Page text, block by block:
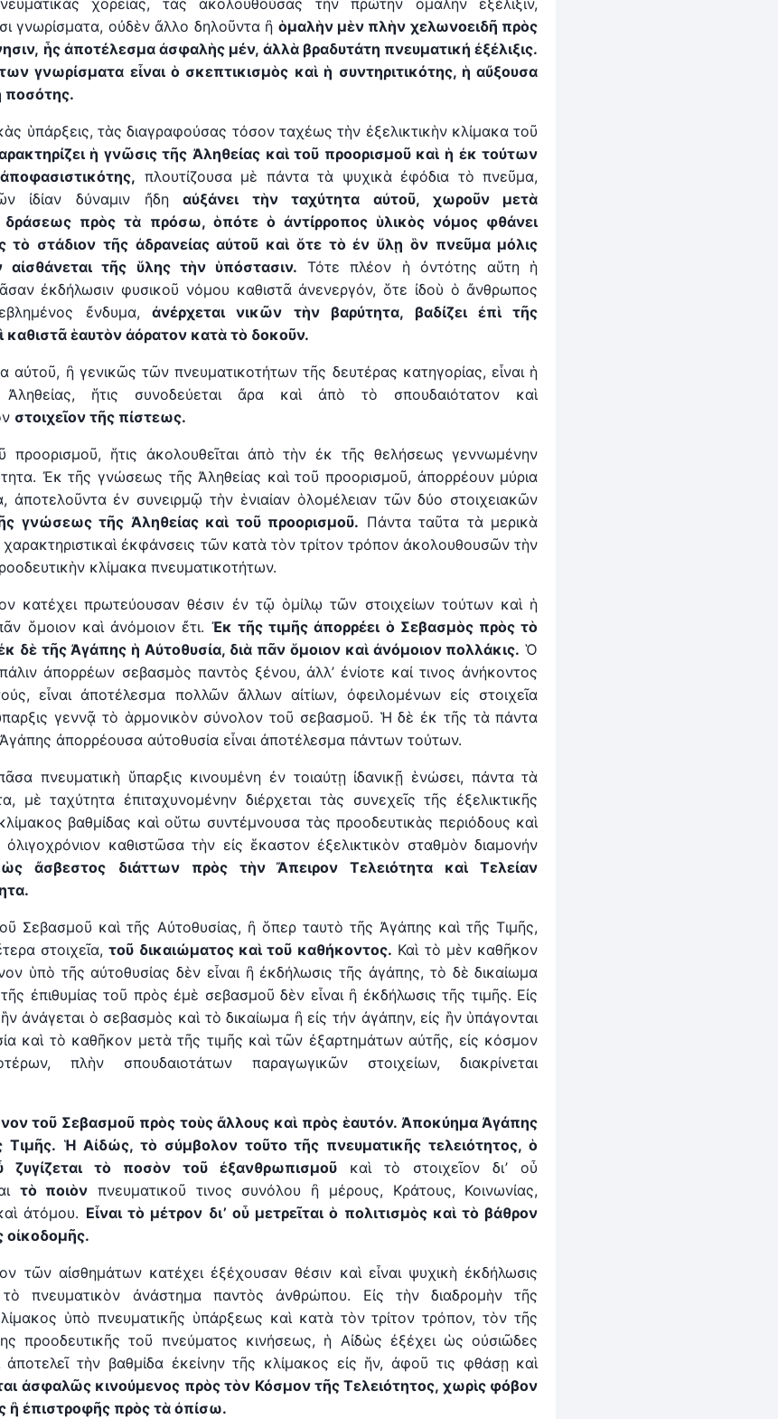
χορείας, τὰς ἀκολουθούσας τὴν πρώτην ὁμαλὴν ἐξέλιξιν,
γνωρίσματα, οὐδὲν ἄλλο δηλοῦντα ἢ ὁμαλὴν μὲν πλὴν χελωνοειδῆ πρὸς
ἧς ἀποτέλεσμα ἀσφαλὴς μέν, ἀλλὰ βραδυτάτη πνευματικήἐξέλιξις.
γνωρίσματα εἶναι ὁ σκεπτικισμὸς καὶ ἡ συντηριτικότης, ἡ αὔξουσα
ποσότης.
ὑπάρξεις, τὰς διαγραφούσας τόσον ταχέως τὴν ἐξελικτικὴν κλίμακα τοῦ
ἡ γνῶσις τῆς Ἀληθείας καὶ τοῦ προορισμοῦ καὶ ἡ ἐκ τούτων
πλουτίζουσα μὲ πάντα τὰ ψυχικὰ ἐφόδια τὸ πνεῦμα,
ἰδίαν δύναμιν ἤδηαὐξάνει τὴν ταχύτητα αὐτοῦ, χωροῦν μετὰ
δράσεως πρὸς τὰ πρόσω, ὁπότε ὁ ἀντίρροπος ὑλικὸς νόμος φθάνει
τὸ στάδιον τῆς ἀδρανείας αὐτοῦ καὶ ὅτε τὸἐν ὕλῃ ὃν πνεῦμα μόλις
αἰσθάνεται τῆς ὕλης τὴν ὑπόστασιν. Τότε πλέον ἡ ὀντότης αὕτη ἡ
ἐκδήλωσιν φυσικοῦ νόμου καθιστᾶ ἀνενεργόν, ὅτε ἰδοὺ ὁ ἄνθρωπος
ἔνδυμα,ἀνέρχεται νικῶν τὴν βαρύτητα, βαδίζει ἐπὶ τῆς
καθιστᾶἑαυτὸν ἀόρατον κατὰ τὸ δοκοῦν.
αὐτοῦ, ἢ γενικῶς τῶν πνευματικοτήτων τῆς δευτέρας κατηγορίας, εἶναι ἡ
ἥτις συνοδεύεται ἄρα καὶ ἀπὸ τὸ σπουδαιότατον καὶ
στοιχεῖον τῆς πίστεως.
προορισμοῦ, ἥτις ἀκολουθεῖται ἀπὸ τὴν ἐκ τῆς θελήσεως γεννωμένην
Ἐκ τῆς γνώσεως τῆς Ἀληθείας καὶ τοῦ προορισμοῦ, ἀπορρέουν μύρια
ἀποτελοῦντα ἐν συνειρμῷ τὴν ἑνιαίαν ὁλομέλειαν τῶν δύο στοιχειακῶν
γνώσεως τῆς Ἀληθείας καὶ τοῦ προορισμοῦ. Πάντα ταῦτα τὰ μερικὰ
χαρακτηριστικαὶ ἐκφάνσεις τῶν κατὰ τὸν τρίτον τρόπον ἀκολουθουσῶν τὴν
κλίμακα πνευματικοτήτων.
κατέχει πρωτεύουσαν θέσιν ἐν τῷ ὁμίλῳ τῶν στοιχείων τούτων καὶ ἡ
ὅμοιον καὶ ἀνόμοιον ἔτι. Ἐκ τῆς τιμῆς ἀπορρέει ὁ Σεβασμὸς πρὸς τὸ
κ δὲ τῆς Ἀγάπης ἡ Αὐτοθυσία, διὰ πᾶν ὅμοιον καὶ ἀνόμοιον πολλάκις. Ὁ
ἀπορρέων σεβασμὸς παντὸς ξένου, ἀλλ’ ἐνίοτε καί τινος ἀνήκοντος
εἶναι ἀποτέλεσμα πολλῶν ἄλλων αἰτίων, ὀφειλομένων εἰς στοιχεῖα
γεννᾷ τὸ ἁρμονικὸν σύνολον τοῦ σεβασμοῦ. Ἡ δὲ ἐκ τῆς τὰ πάντα
ἀπορρέουσα αὐτοθυσία εἶναι ἀποτέλεσμα πάντων τούτων.
πνευματικὴ ὕπαρξις κινουμένη ἐν τοιαύτῃ ἰδανικῇ ἑνώσει, πάντα τὰ
μὲ ταχύτητα ἐπιταχυνομένην διέρχεται τὰς συνεχεῖς τῆς ἐξελικτικῆς
βαθμίδας καὶ οὕτω συντέμνουσα τὰς προοδευτικὰς περιόδους καὶ
ὀλιγοχρόνιον καθιστῶσα τὴν εἰς ἕκαστον ἐξελικτικὸν σταθμὸν διαμονήν
ὡςἄσβεστος διάττων πρὸς τὴν Ἄπειρον Τελειότητα καὶ Τελείαν
Σεβασμοῦ καὶ τῆς Αὐτοθυσίας, ἢ ὅπερ ταυτὸ τῆς Ἀγάπης καὶ τῆς Τιμῆς,
στοιχεῖα,τοῦ δικαιώματος καὶ τοῦ καθήκοντος. Καὶ τὸ μὲν καθῆκον
ὑπὸ τῆς αὐτοθυσίας δὲν εἶναι ἢ ἐκδήλωσις τῆς ἀγάπης, τὸ δὲ δικαίωμα
ἐπιθυμίας τοῦ πρὸς ἐμὲ σεβασμοῦ δὲν εἶναι ἢ ἐκδήλωσις τῆς τιμῆς. Εἰς
ἣν ἀνάγεται ὁ σεβασμὸς καὶ τὸ δικαίωμα ἢ εἰς τήν ἀγάπην, εἰς ἣν ὑπάγονται
καὶ τὸ καθῆκον μετὰ τῆς τιμῆς καὶ τῶν ἐξαρτημάτων αὐτῆς, εἰς κόσμον
πλὴν σπουδαιοτάτων παραγωγικῶν στοιχείων, διακρίνεται
τοῦ Σεβασμοῦ πρὸς τοὺςἄλλους καὶ πρὸς ἑαυτόν. Ἀποκύημα Ἀγάπης
Τιμῆς. ἩΑἰδώς, τὸ σύμβολον τοῦτο τῆς πνευματικῆς τελειότητος, ὁ
ζυγίζεται τὸ ποσὸν τοῦἐξανθρωπισμοῦ καὶ τὸ στοιχεῖον δι’ οὗ
τὸ ποιὸν πνευματικοῦ τινος συνόλου ἢ μέρους, Κράτους, Κοινωνίας,
ἀτόμου. Εἶναι τὸ μέτρον δι’ οὗμετρεῖται ὁ πολιτισμὸς καὶ τὸ βάθρον
οἰκοδομῆς.
τῶν αἰσθημάτων κατέχει ἐξέχουσαν θέσιν καὶ εἶναι ψυχικὴ ἐκδήλωσις
πνευματικὸν ἀνάστημα παντὸς ἀνθρώπου. Εἰς τὴν διαδρομὴν τῆς
ὑπὸ πνευματικῆς ὑπάρξεως καὶ κατὰ τὸν τρίτον τρόπον, τὸν τῆς
προοδευτικῆς τοῦ πνεύματος κινήσεως, ἡ Αἰδὼς ἐξέχει ὡς οὐσιῶδες
ἀποτελεῖ τὴν βαθμίδα ἐκείνην τῆς κλίμακος εἰς ἥν, ἀφοῦ τις φθάσῃ καὶ
ἀσφαλῶς κινούμενος πρὸς τὸν Κόσμον τῆς Τελειότητος, χωρὶς φόβον
ἢ ἐπιστροφῆς πρὸς τὰ ὀπίσω.